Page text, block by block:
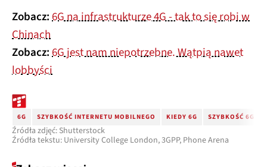
Zobacz:6G na infrastrukturze 4G - tak to się robi w
Chinach
Zobacz:6G jest nam niepotrzebne. Wątpią nawet
lobbyści
6G SZYBKOŚĆ INTERNETU MOBILNEGO KIEDY 6G SZYBKOŚĆ 6G
Źródła zdjęć: Shutterstock
Źródła tekstu: University College London, 3GPP, Phone Arena